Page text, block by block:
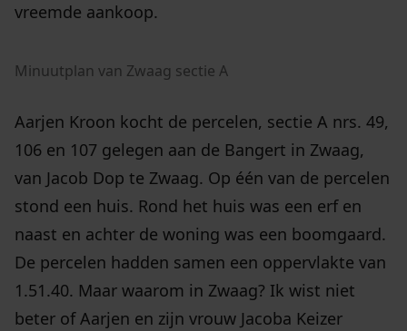
vreemde aankoop.
Minuutplan van Zwaag sectie A
Aarjen Kroon kocht de percelen, sectie A nrs. 49,
106 en 107 gelegen aan de Bangert in Zwaag,
van Jacob Dop te Zwaag. Op één van de percelen
stond een huis. Rond het huis was een erf en
naast en achter de woning was een boomgaard.
De percelen hadden samen een oppervlakte van
1.51.40. Maar waarom in Zwaag? Ik wist niet
beter of Aarjen en zijn vrouw Jacoba Keizer